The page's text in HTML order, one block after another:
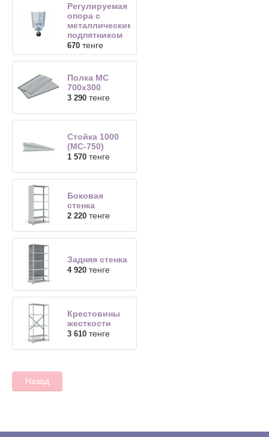
Регулируемая
опора с
металлическим
подпятником
670 тенге
Полка МС
700х300
3 290 тенге
Стойка 1000
(МС-750)
1 570 тенге
Боковая
стенка
2 220 тенге
Задняя стенка
4 920 тенге
Крестовины
жесткости
3 610 тенге
Назад